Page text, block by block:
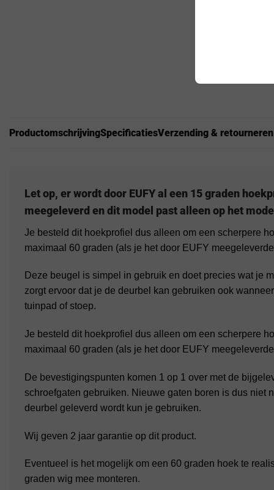
ProductomschrijvingSpecificatiesVerzending & retourneren
Let op, er wordt door EUFY al een 15 graden
meegeleverd en dit model past alleen op het
Je besteld dit hoekprofiel dus alleen om een scherpere
maximaal 60 graden (als je het door EUFY
Deze beugel is simpel in gebruik en doet precies wat je
zorgt ervoor dat je de deurbel kan gebruiken ook
tuinpad of stoep.
Je besteld dit hoekprofiel dus alleen om een scherpere
maximaal 60 graden (als je het door EUFY
De bevestigingspunten komen 1 op 1 over met de
schroefgaten gebruiken. Nieuwe gaten boren is dus niet
deurbel geleverd wordt kun je gebruiken.
Wij geven 2 jaar garantie op dit product.
Eventueel is het mogelijk om een 60 graden hoek te
graden wig mee monteren.